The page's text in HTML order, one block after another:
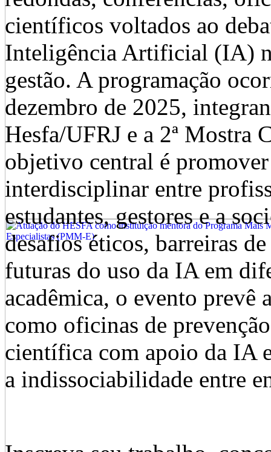
científicos voltados ao
Inteligência Artificial (IA)
gestão. A programação
dezembro de 2025,
Hesfa/UFRJ e a 2ª Mostra
objetivo central é
interdisciplinar entre
estudantes, gestores e a
desafios éticos, barreiras
futuras do uso da IA em
acadêmica, o evento prevê
como oficinas de
científica com apoio da IA
a indissociabilidade entre